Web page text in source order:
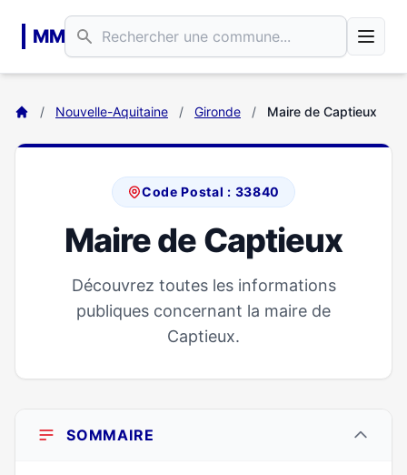
MM
/ Nouvelle-Aquitaine / Gironde / Maire de Captieux
Code Postal : 33840
Maire de Captieux
Découvrez toutes les informations
publiques concernant la maire de
Captieux.
SOMMAIRE